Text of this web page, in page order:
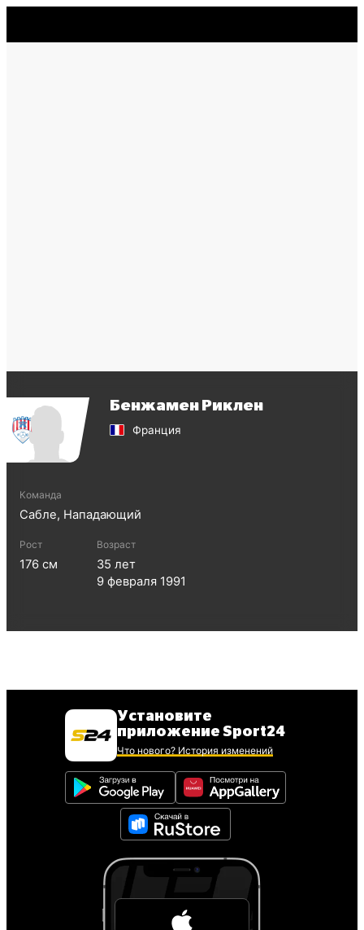
Бенжамен Риклен
Франция
Команда
Сабле, Нападающий
Рост
176 см
Возраст
35 лет
9 февраля 1991
Установите
приложение Sport24
Что нового? История изменений